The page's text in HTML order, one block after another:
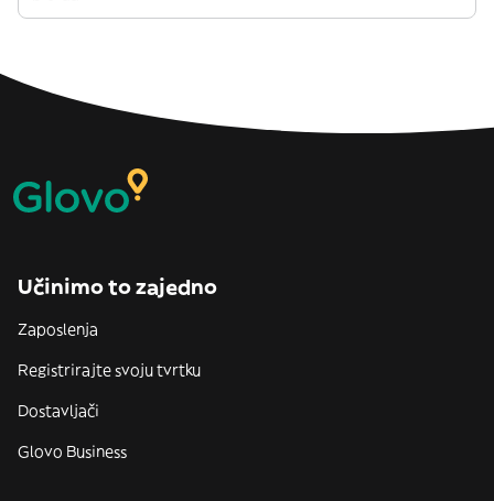
Učinimo to zajedno
Zaposlenja
Registrirajte svoju tvrtku
Dostavljači
Glovo Business